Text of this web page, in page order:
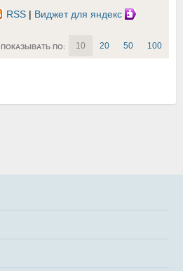
RSS | Виджет для яндекс
ПОКАЗЫВАТЬ ПО: 10 20 50 100